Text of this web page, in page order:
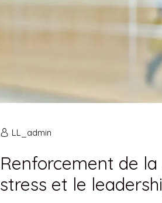
LL_admin
Renforcement de
stress et le